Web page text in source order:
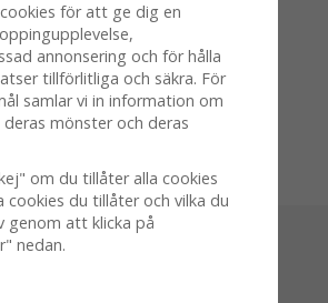
adressen
vår
för att ge dig en
annonsering och för hålla
tillförlitliga och säkra. För
samlar vi in information om
deras mönster och deras
om du tillåter alla cookies
cookies du tillåter och vilka du
genom att klicka på
nedan.